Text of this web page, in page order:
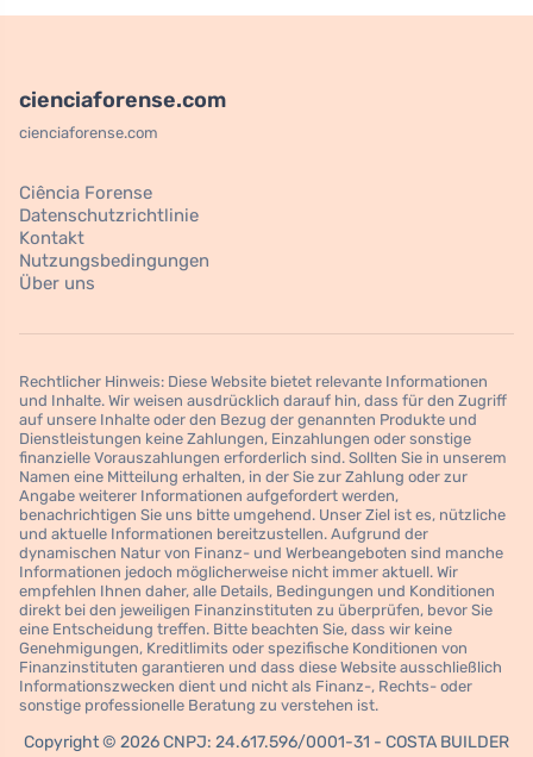
cienciaforense.com
cienciaforense.com
Ciência Forense
Datenschutzrichtlinie
Kontakt
Nutzungsbedingungen
Über uns
Rechtlicher Hinweis: Diese Website bietet relevante Informationen
und Inhalte. Wir weisen ausdrücklich darauf hin, dass für den Zugriff
auf unsere Inhalte oder den Bezug der genannten Produkte und
Dienstleistungen keine Zahlungen, Einzahlungen oder sonstige
finanzielle Vorauszahlungen erforderlich sind. Sollten Sie in unserem
Namen eine Mitteilung erhalten, in der Sie zur Zahlung oder zur
Angabe weiterer Informationen aufgefordert werden,
benachrichtigen Sie uns bitte umgehend. Unser Ziel ist es, nützliche
und aktuelle Informationen bereitzustellen. Aufgrund der
dynamischen Natur von Finanz- und Werbeangeboten sind manche
Informationen jedoch möglicherweise nicht immer aktuell. Wir
empfehlen Ihnen daher, alle Details, Bedingungen und Konditionen
direkt bei den jeweiligen Finanzinstituten zu überprüfen, bevor Sie
eine Entscheidung treffen. Bitte beachten Sie, dass wir keine
Genehmigungen, Kreditlimits oder spezifische Konditionen von
Finanzinstituten garantieren und dass diese Website ausschließlich
Informationszwecken dient und nicht als Finanz-, Rechts- oder
sonstige professionelle Beratung zu verstehen ist.
Copyright © 2026 CNPJ: 24.617.596/0001-31 - COSTA BUILDER